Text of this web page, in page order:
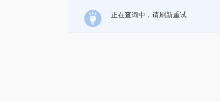
正在查询中，请刷新重试